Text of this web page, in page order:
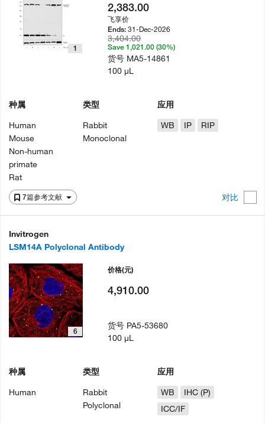
7篇参考文献 对比
1
种属
Human
Mouse
Non-human
primate
Rat
类型
Rabbit
Monoclonal
应用
WB
IP RIP
2,383.00
飞享价
Ends:31-Dec-2026
3,404.00
Save 1,021.00 (30%)
货号 MA5-14861
100 µL
Invitrogen
LSM14A Polyclonal Antibody
6
种属
Human
类型
Rabbit
Polyclonal
应用
WB
IHC (P)
ICC/IF
价格(元)
4,910.00
货号 PA5-53680
100 µL